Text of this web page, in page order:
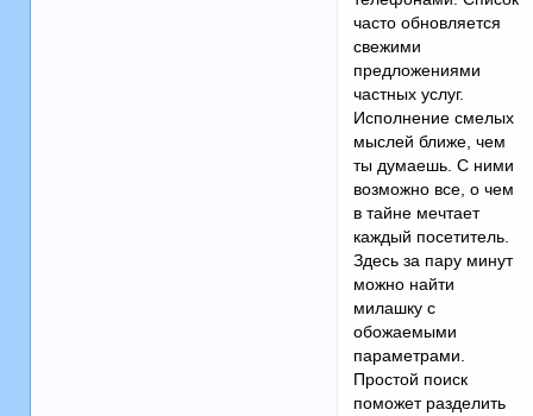
часто обновляется
свежими
предложениями
частных услуг.
Исполнение смелых
мыслей ближе, чем
ты думаешь. С ними
возможно все, о чем
в тайне мечтает
каждый посетитель.
Здесь за пару минут
можно найти
милашку с
обожаемыми
параметрами.
Простой поиск
поможет разделить